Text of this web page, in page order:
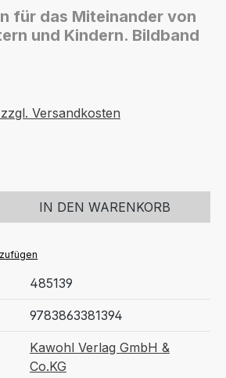
für das Miteinander von
und Kindern. Bildband
Versandkosten
Gib den
IN DEN WARENKORB
485139
9783863381394
Kawohl Verlag GmbH &
Co.KG